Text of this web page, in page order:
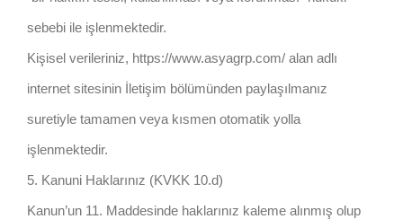
sebebi ile işlenmektedir.
Kişisel verileriniz, https://www.asyagrp.com/ alan adlı
internet sitesinin İletişim bölümünden paylaşılmanız
suretiyle tamamen veya kısmen otomatik yolla
işlenmektedir.
5. Kanuni Haklarınız (KVKK 10.d)
Kanun’un 11. Maddesinde haklarınız kaleme alınmış olup